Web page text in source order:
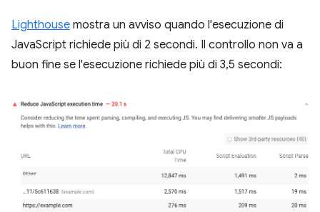
Lighthouse mostra un avviso quando l'esecuzione di
JavaScript richiede più di 2 secondi. Il controllo non va a
buon fine se l'esecuzione richiede più di 3,5 secondi: